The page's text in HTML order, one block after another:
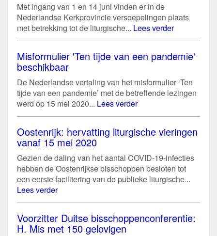
Met ingang van 1 en 14 juni vinden er in de
Nederlandse Kerkprovincie versoepelingen plaats
met betrekking tot de liturgische... Lees verder
Misformulier 'Ten tijde van een pandemie'
beschikbaar
De Nederlandse vertaling van het misformulier ‘Ten
tijde van een pandemie’ met de betreffende lezingen
werd op 15 mei 2020... Lees verder
Oostenrijk: hervatting liturgische vieringen
vanaf 15 mei 2020
Gezien de daling van het aantal COVID-19-infecties
hebben de Oostenrijkse bisschoppen besloten tot
een eerste facilitering van de publieke liturgische...
Lees verder
Voorzitter Duitse bisschoppenconferentie:
H. Mis met 150 gelovigen